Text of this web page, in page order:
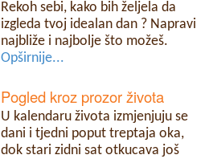
Rekoh sebi, kako bih željela da
izgleda tvoj idealan dan ? Napravi
najbliže i najbolje što možeš.
Opširnije...
Pogled kroz prozor života
U kalendaru života izmjenjuju se
dani i tjedni poput treptaja oka,
dok stari zidni sat otkucava još